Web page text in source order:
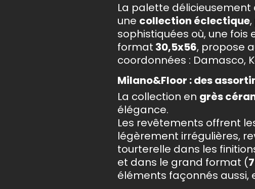
La palette
une collection éclectique
sophistiquées où, une
format 30,5x56, propose
coordonnées : Damasco,
Milano&Floor : des
La collection en grès
élégance.
Les revêtements offrent
légèrement irrégulières,
tourterelle dans les
et dans le grand format (
éléments façonnés aussi,